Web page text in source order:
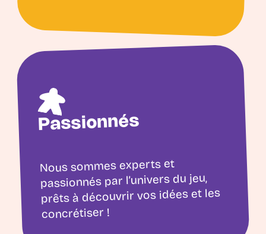
Passionnés
Nous sommes experts et
passionnés par l’univers du jeu,
prêts à découvrir vos idées et les
concrétiser !